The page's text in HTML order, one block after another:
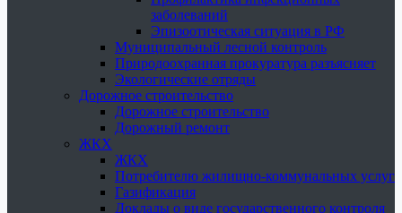
заболеваний
Эпизоотическая ситуация в РФ
Муниципальный лесной контроль
Природоохранная прокуратура разъясняет
Экологические отряды
Дорожное строительство
Дорожное строительство
Дорожный ремонт
ЖКХ
ЖКХ
Потребителю жилищно-коммунальных услуг
Газификация
Доклады о виде государственного контроля